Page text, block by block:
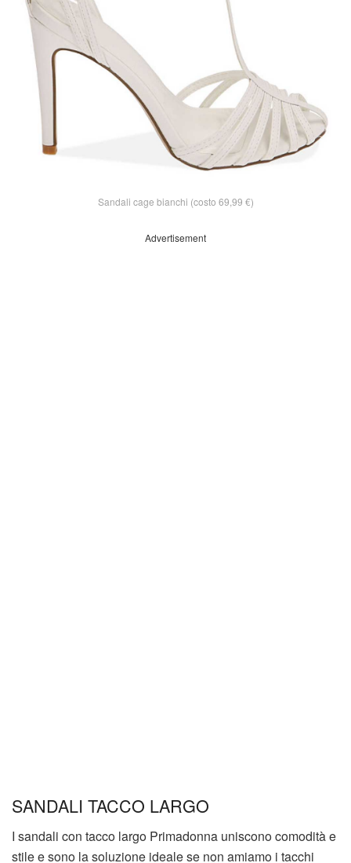
Sandali cage bianchi (costo 69,99 €)
Advertisement
SANDALI TACCO LARGO
I sandali con tacco largo Primadonna uniscono comodità e
stile e sono la soluzione ideale se non amiamo i tacchi